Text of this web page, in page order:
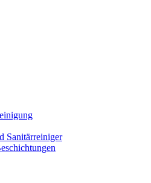
Sanitärreiniger